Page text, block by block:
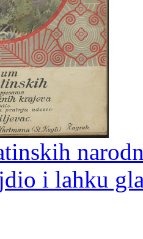
i lahku